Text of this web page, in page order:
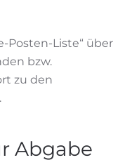
Posten-Liste“ über
bzw.
zu den
Abgabe